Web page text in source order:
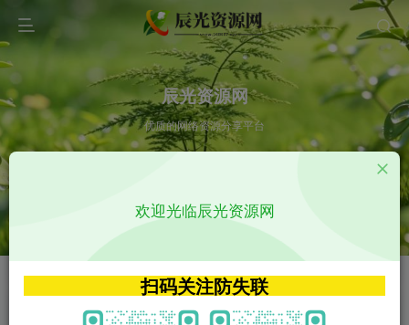
辰光资源网
优质的网络资源分享平台
VIP特权介绍 APP源码
VIP特权介绍
火
影视源码
欢迎光临辰光资源网
扫码关注防失联